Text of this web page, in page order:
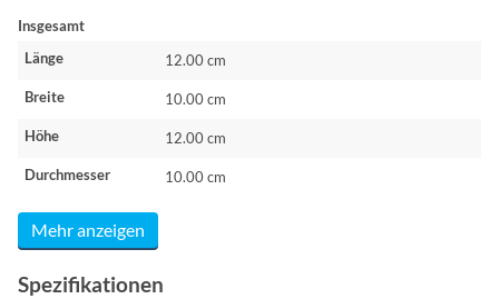
Insgesamt
Länge
12.00 cm
Breite 10.00 cm
Höhe 12.00 cm
Durchmesser 10.00 cm
Mehr anzeigen
Spezifikationen